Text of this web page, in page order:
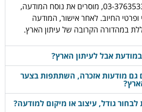
יוצרים קשר בטלפון 03-3763533, מוסרים את נוסח המודעה,
ופרטי החיוב. לאחר אישור, המודעה
במהדורה הקרובה של עיתון הארץ.
אבל לעיתון הארץ?
גם מודעות אזכרה, השתתפות בצער
גודל, עיצוב או מיקום למודעה?